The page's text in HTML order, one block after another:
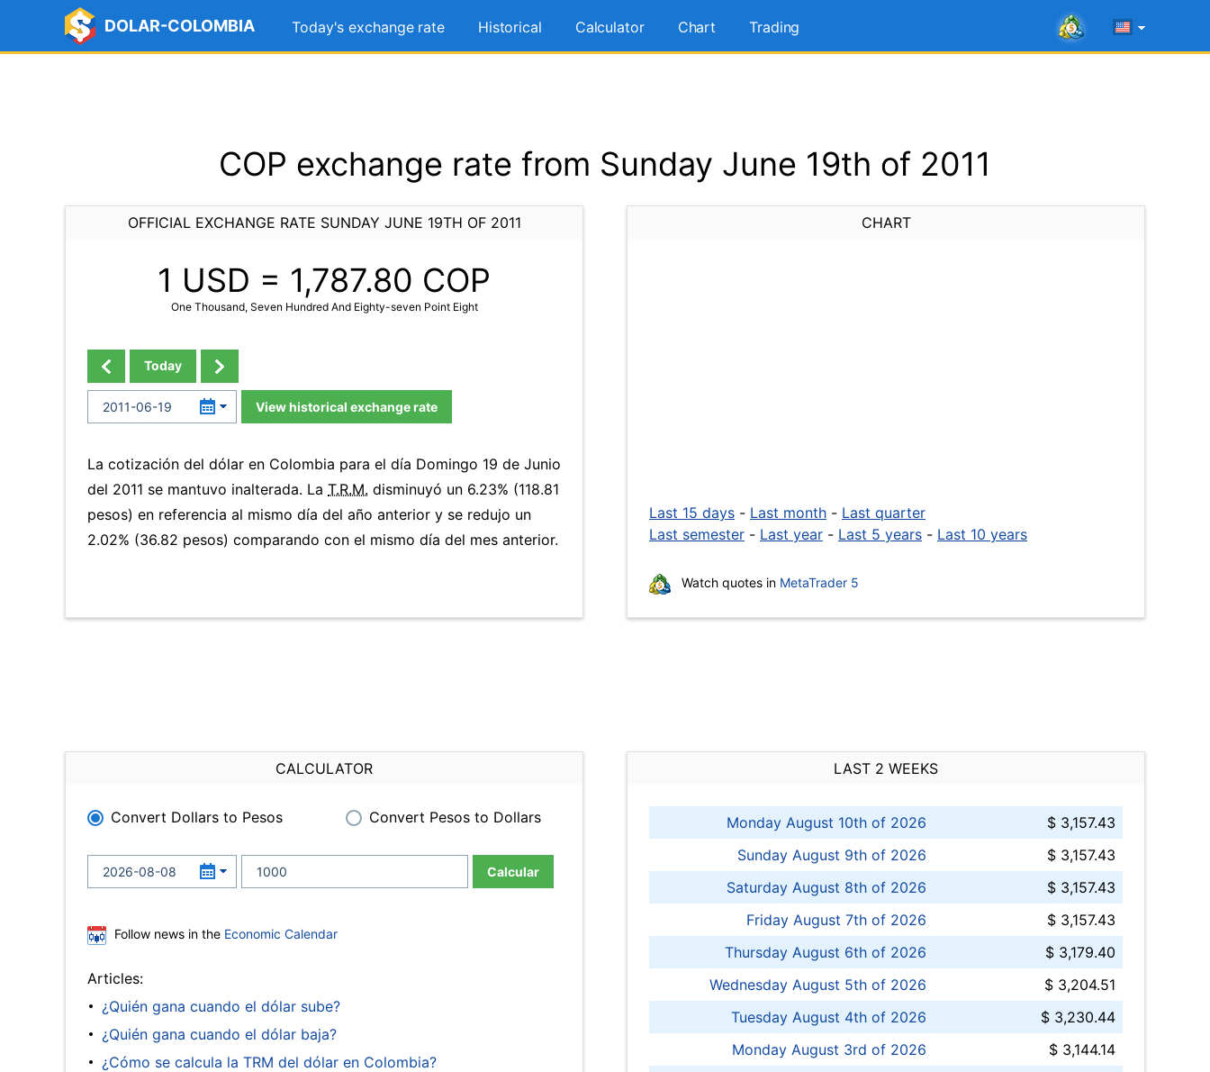
DOLAR-COLOMBIA Today's exchange rate Historical Calculator Chart Trading
COP exchange rate from Sunday June 19th of 2011
OFFICIAL EXCHANGE RATE SUNDAY JUNE 19TH OF 2011
1 USD = 1,787.80 COP
One Thousand, Seven Hundred And Eighty-seven Point Eight
Today
View historical exchange rate
La cotización del dólar en Colombia para el día Domingo 19 de Junio
del 2011 se mantuvo inalterada. La T.R.M. disminuyó un 6.23% (118.81
pesos) en referencia al mismo día del año anterior y se redujo un
2.02% (36.82 pesos) comparando con el mismo día del mes anterior.
CHART
Last 15 days - Last month - Last quarter
Last semester - Last year - Last 5 years - Last 10 years
Watch quotes in MetaTrader 5
CALCULATOR
Convert Dollars to Pesos Convert Pesos to Dollars
Calcular
Follow news in the Economic Calendar
Articles:
¿Quién gana cuando el dólar sube?
¿Quién gana cuando el dólar baja?
¿Cómo se calcula la TRM del dólar en Colombia?
LAST 2 WEEKS
Monday August 10th of 2026
$ 3,157.43
Sunday August 9th of 2026
$ 3,157.43
Saturday August 8th of 2026
$ 3,157.43
Friday August 7th of 2026
$ 3,157.43
Thursday August 6th of 2026
$ 3,179.40
Wednesday August 5th of 2026
$ 3,204.51
Tuesday August 4th of 2026
$ 3,230.44
Monday August 3rd of 2026
$ 3,144.14